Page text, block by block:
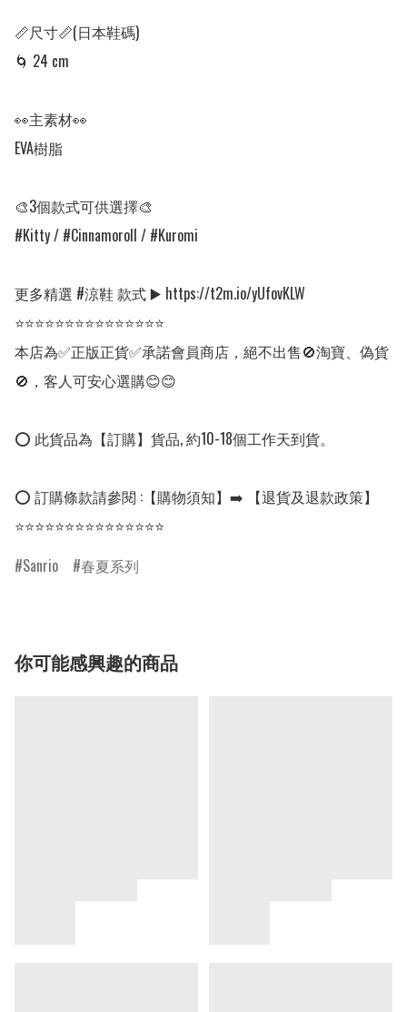
📏尺寸📏(日本鞋碼)
🌀 24 cm
👀主素材👀
EVA樹脂
🎨3個款式可供選擇🎨
#Kitty / #Cinnamoroll / #Kuromi
更多精選 #涼鞋 款式 ▶️ https://t2m.io/yUfovKLW
⭐⭐⭐⭐⭐⭐⭐⭐⭐⭐⭐⭐⭐⭐⭐
本店為✅正版正貨✅承諾會員商店，絕不出售🚫淘寶、偽貨
🚫，客人可安心選購😊😊
⭕ 此貨品為【訂購】貨品, 約10-18個工作天到貨。
⭕ 訂購條款請參閱 :【購物須知】➡️ 【退貨及退款政策】
⭐⭐⭐⭐⭐⭐⭐⭐⭐⭐⭐⭐⭐⭐⭐
Sanrio
春夏系列
你可能感興趣的商品